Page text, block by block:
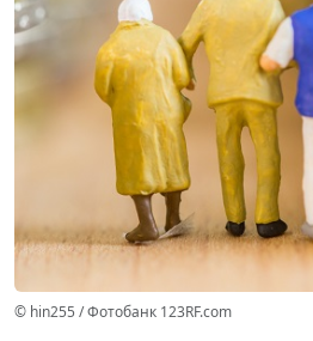
© hin255 / Фотобанк 123RF.com